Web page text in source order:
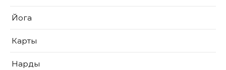
Йога
Карты
Нарды